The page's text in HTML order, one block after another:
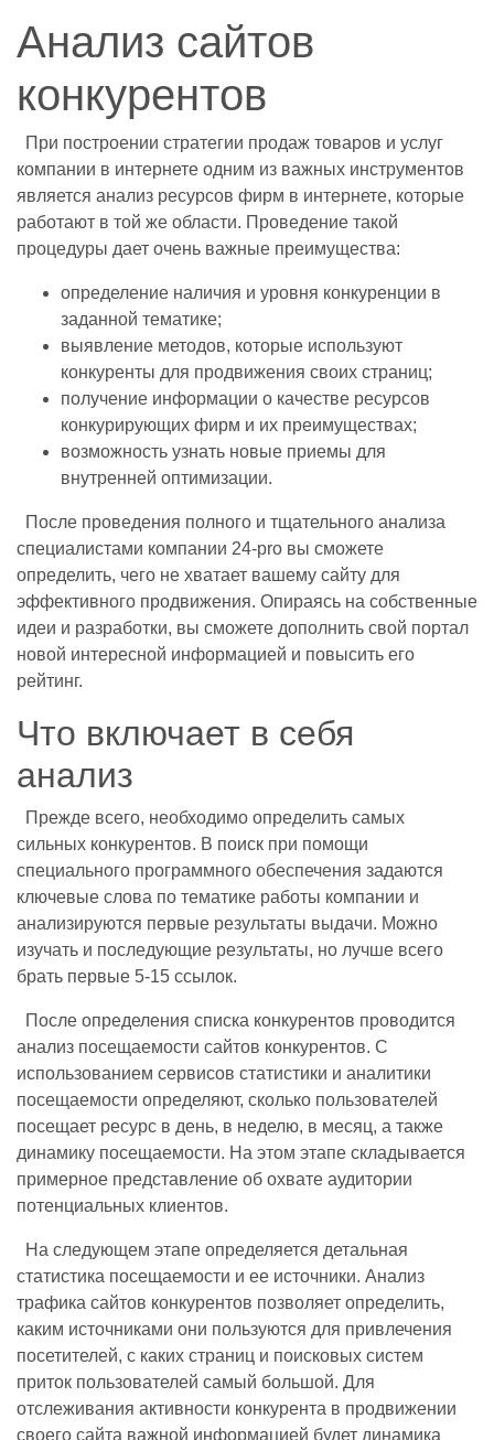
Анализ сайтов
конкурентов
При построении стратегии продаж товаров и услуг
компании в интернете одним из важных инструментов
является анализ ресурсов фирм в интернете, которые
работают в той же области. Проведение такой
процедуры дает очень важные преимущества:
определение наличия и уровня конкуренции в
заданной тематике;
выявление методов, которые используют
конкуренты для продвижения своих страниц;
получение информации о качестве ресурсов
конкурирующих фирм и их преимуществах;
возможность узнать новые приемы для
внутренней оптимизации.
После проведения полного и тщательного анализа
специалистами компании 24-pro вы сможете
определить, чего не хватает вашему сайту для
эффективного продвижения. Опираясь на собственные
идеи и разработки, вы сможете дополнить свой портал
новой интересной информацией и повысить его
рейтинг.
Что включает в себя
анализ
Прежде всего, необходимо определить самых
сильных конкурентов. В поиск при помощи
специального программного обеспечения задаются
ключевые слова по тематике работы компании и
анализируются первые результаты выдачи. Можно
изучать и последующие результаты, но лучше всего
брать первые 5-15 ссылок.
После определения списка конкурентов проводится
анализ посещаемости сайтов конкурентов. С
использованием сервисов статистики и аналитики
посещаемости определяют, сколько пользователей
посещает ресурс в день, в неделю, в месяц, а также
динамику посещаемости. На этом этапе складывается
примерное представление об охвате аудитории
потенциальных клиентов.
На следующем этапе определяется детальная
статистика посещаемости и ее источники. Анализ
трафика сайтов конкурентов позволяет определить,
каким источниками они пользуются для привлечения
посетителей, с каких страниц и поисковых систем
приток пользователей самый большой. Для
отслеживания активности конкурента в продвижении
своего сайта важной информацией будет динамика